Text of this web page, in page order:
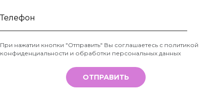
Ваше
Телефон
*
При нажатии кнопки "Отправить" Вы соглашаетесь с политикой
конфиденциальности и обработки персональных данных
ОТПРАВИТЬ